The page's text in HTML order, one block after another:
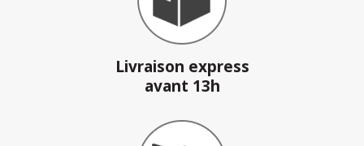
Livraison express
avant 13h